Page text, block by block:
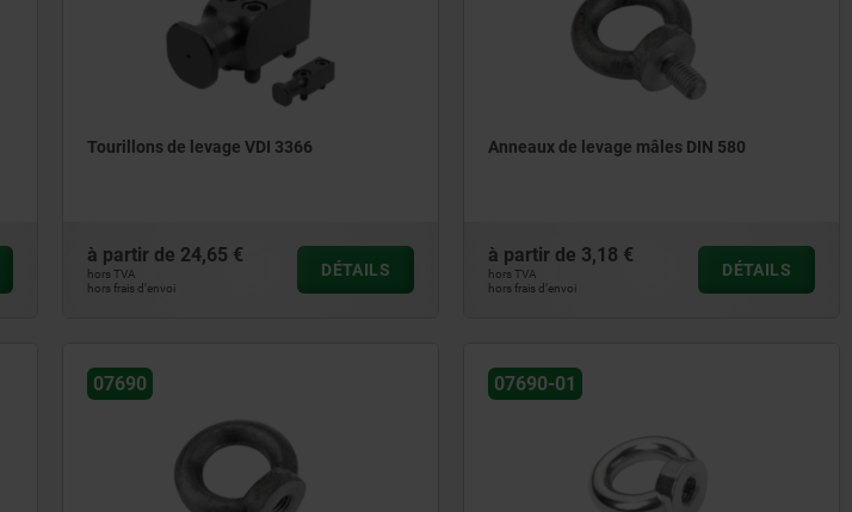
Tourillons de levage VDI 3366
à partir de 24,65 €
hors TVA
hors frais d’envoi
DÉTAILS
Anneaux de levage mâles DIN 580
à partir de 3,18 €
hors TVA
hors frais d’envoi
DÉTAILS
07690 07690-01